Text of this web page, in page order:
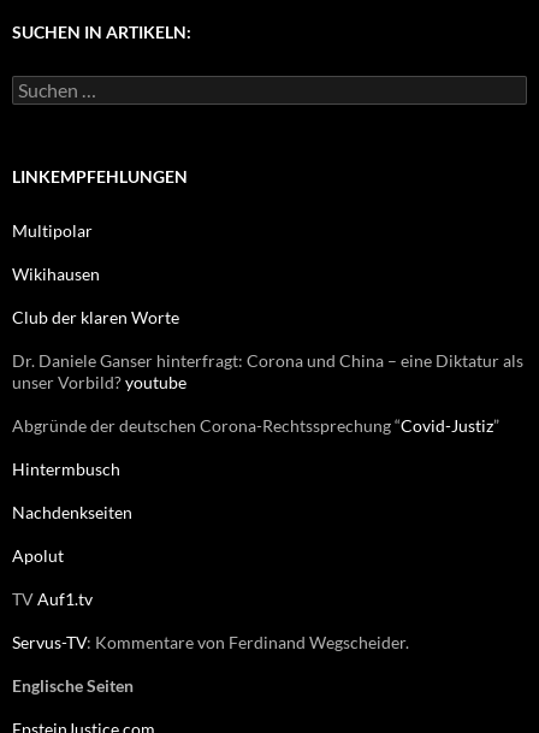
g
r
SUCHEN IN ARTIKELN:
S
u
e
a
h
LINKEMPFEHLUNGEN
Multipolar
Wikihausen
Club der klaren Worte
Dr. Daniele Ganser hinterfragt: Corona und China – eine Diktatur als
unser Vorbild?youtube
Abgründe der deutschen Corona-Rechtssprechung “Covid-Justiz”
Hintermbusch
Nachdenkseiten
Apolut
TVAuf1.tv
Servus-TV: Kommentare von Ferdinand Wegscheider.
Englische Seiten